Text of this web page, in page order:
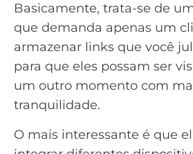
Basicamente, trata-se de
que demanda apenas um
armazenar links que você
para que eles possam ser
um outro momento com
tranquilidade.
O mais interessante é que